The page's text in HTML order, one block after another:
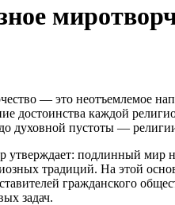
— это неотъемлемое
достоинства каждой
духовной пустоты —
утверждает: подлинный мир
традиций. На этой
гражданского
задач.